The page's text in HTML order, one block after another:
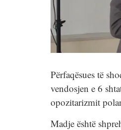
Përfaqësues të
vendosjen e 6
opozitarizmit
Madje është